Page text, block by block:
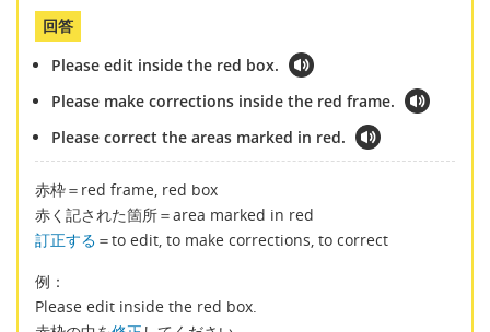
回答
Please edit inside the red box.
Please make corrections inside the red frame.
Please correct the areas marked in red.
赤枠＝red frame, red box
赤く記された箇所＝area marked in red
訂正する ＝to edit, to make corrections, to correct
例：
Please edit inside the red box.